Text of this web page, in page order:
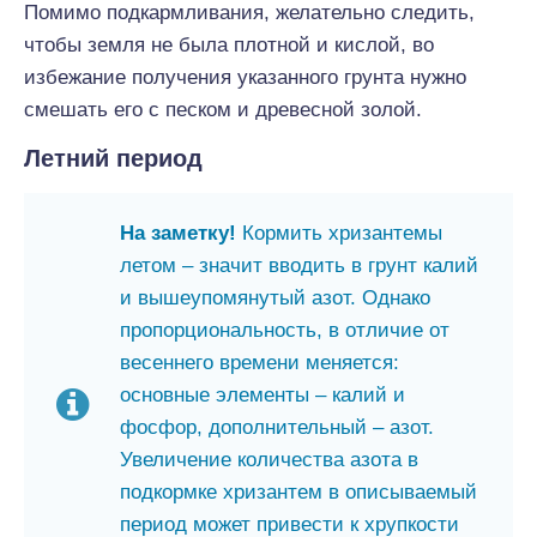
Помимо подкармливания, желательно следить,
чтобы земля не была плотной и кислой, во
избежание получения указанного грунта нужно
смешать его с песком и древесной золой.
Летний период
На заметку! Кормить хризантемы
летом – значит вводить в грунт калий
и вышеупомянутый азот. Однако
пропорциональность, в отличие от
весеннего времени меняется:
основные элементы – калий и
фосфор, дополнительный – азот.
Увеличение количества азота в
подкормке хризантем в описываемый
период может привести к хрупкости